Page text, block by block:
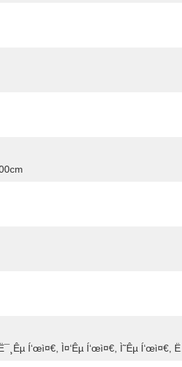
Í‘œì¤€, Ì¤‘êµ­ Í‘œì¤€, Ì˜êµ­ Í‘œì¤€,